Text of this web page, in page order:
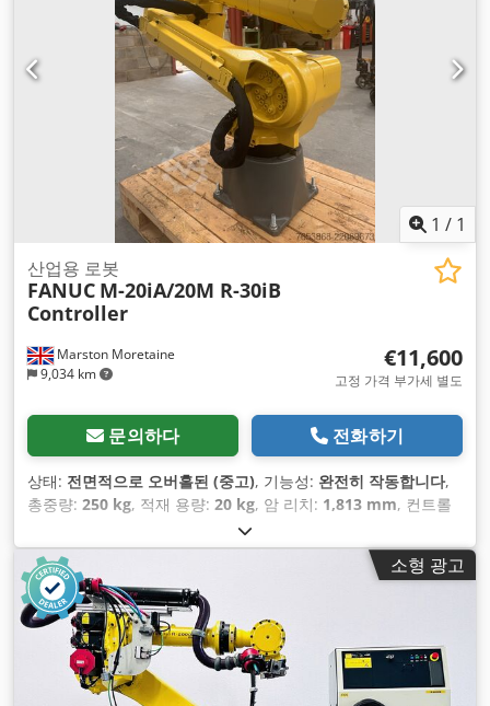
1 / 1
Marston Moretaine
9,034 km
산업용 로봇
FANUC M-20iA/20M R-30iB
Controller
€11,600
고정 가격 부가세 별도
문의하다 전화하기
상태: 전면적으로 오버홀된 (중고), 기능성: 완전히 작동합니다,
총중량: 250 kg, 적재 용량: 20 kg, 암 리치: 1,813 mm, 컨트롤
, 컨트롤러 모델:
소형 광고